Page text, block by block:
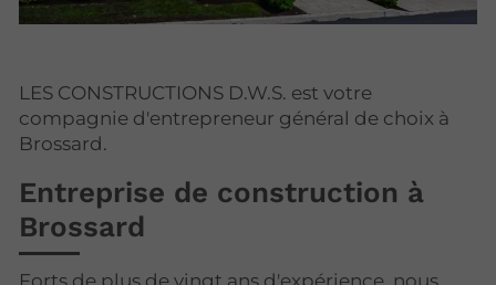
LES CONSTRUCTIONS D.W.S. est votre
compagnie d'entrepreneur général de choix à
Brossard.
Entreprise de construction à
Brossard
Forts de plus de vingt ans d'expérience, nous